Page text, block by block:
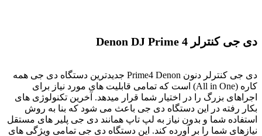
دی جی کنترلر Denon DJ Prime 4
دی جی کنترلر دنون Prime4 Denon جدیدترین دستگاه دی جی همه
کاره (All in One) است که تمامی قابلیت های مورد نیاز برای
اجراهای بزرگ را در اختیار شما قرار میدهد. آخرین تکنولوژی های
بکار رفته در این دستگاه دی جی باعث می شود که بنا به روش
استفاده شما و بدون نیاز به لپ تاپ همانند دی جی پلیر های مستقل
نیازهای شما را بر آورده کند. این دستگاه دی جی تمامی ویژگی های